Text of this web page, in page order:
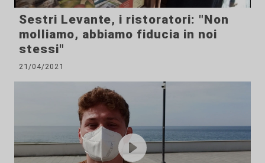
Sestri Levante, i ristoratori: "Non
molliamo, abbiamo fiducia in noi
stessi"
21/04/2021